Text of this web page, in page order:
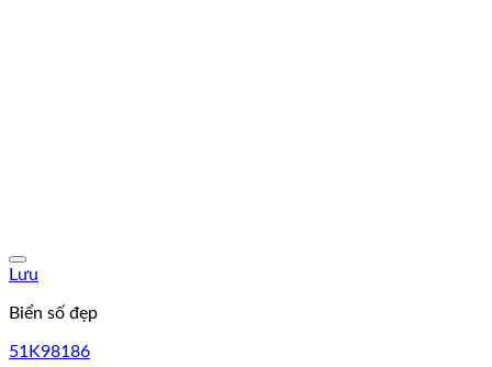
Lưu
Biển số đẹp
51K98186